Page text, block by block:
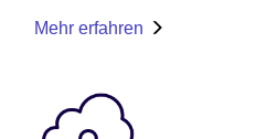
Mehr erfahren